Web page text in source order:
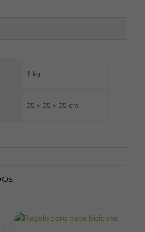
1 kg
35 × 35 × 35 cm